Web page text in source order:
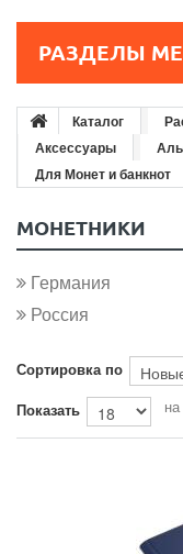
РАЗДЕЛЫ
Каталог
Аксессуары
Для Монет и банкнот
МОНЕТНИКИ
Германия
Россия
Сортировка по
Показать